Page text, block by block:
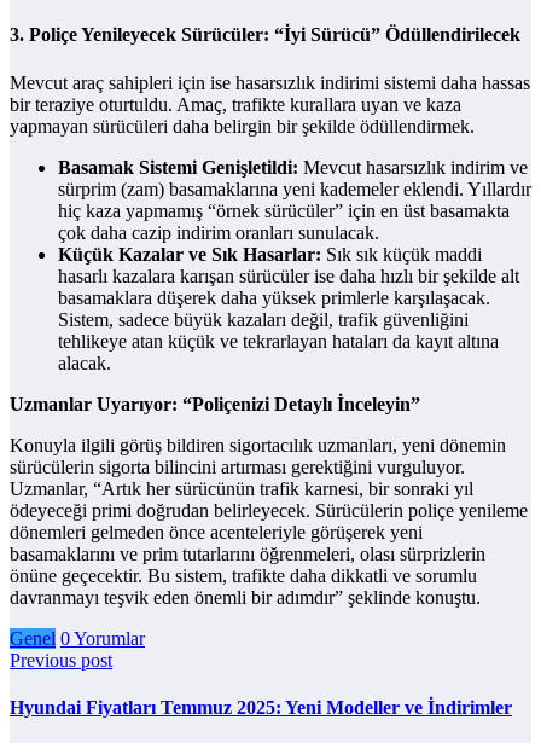
3. Poliçe Yenileyecek Sürücüler: “İyi Sürücü” Ödüllendirilecek
Mevcut araç sahipleri için ise hasarsızlık indirimi sistemi daha hassas
bir teraziye oturtuldu. Amaç, trafikte kurallara uyan ve kaza
yapmayan sürücüleri daha belirgin bir şekilde ödüllendirmek.
Basamak Sistemi Genişletildi: Mevcut hasarsızlık indirim ve
sürprim (zam) basamaklarına yeni kademeler eklendi. Yıllardır
hiç kaza yapmamış “örnek sürücüler” için en üst basamakta
çok daha cazip indirim oranları sunulacak.
Küçük Kazalar ve Sık Hasarlar: Sık sık küçük maddi
hasarlı kazalara karışan sürücüler ise daha hızlı bir şekilde alt
basamaklara düşerek daha yüksek primlerle karşılaşacak.
Sistem, sadece büyük kazaları değil, trafik güvenliğini
tehlikeye atan küçük ve tekrarlayan hataları da kayıt altına
alacak.
Uzmanlar Uyarıyor: “Poliçenizi Detaylı İnceleyin”
Konuyla ilgili görüş bildiren sigortacılık uzmanları, yeni dönemin
sürücülerin sigorta bilincini artırması gerektiğini vurguluyor.
Uzmanlar, “Artık her sürücünün trafik karnesi, bir sonraki yıl
ödeyeceği primi doğrudan belirleyecek. Sürücülerin poliçe yenileme
dönemleri gelmeden önce acenteleriyle görüşerek yeni
basamaklarını ve prim tutarlarını öğrenmeleri, olası sürprizlerin
önüne geçecektir. Bu sistem, trafikte daha dikkatli ve sorumlu
davranmayı teşvik eden önemli bir adımdır” şeklinde konuştu.
Genel 0 Yorumlar
Previous post
Hyundai Fiyatları Temmuz 2025: Yeni Modeller ve İndirimler